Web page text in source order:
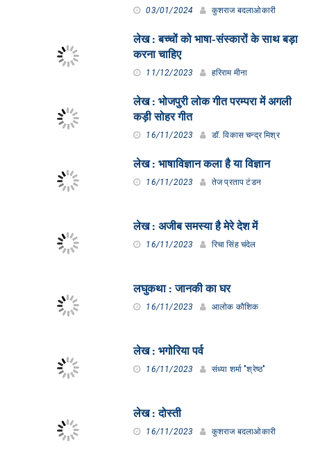
03/01/2024 कुशराज बदलाओकारी
लेख : बच्चों को भाषा-संस्कारों के साथ बड़ा
करना चाहिए
11/12/2023 हरिराम मीना
लेख : भोजपुरी लोक गीत परम्परा में अगली
कड़ी सोहर गीत
16/11/2023 डॉ. विकास चन्द्र मिश्र
लेख : भाषाविज्ञान कला है या विज्ञान
16/11/2023 तेज प्रताप टंडन
लेख : अजीब समस्या है मेरे देश में
16/11/2023 रिचा सिंह चंदेल
लघुकथा : जानकी का घर
16/11/2023 आलोक कौशिक
लेख : भगोरिया पर्व
16/11/2023 संध्या शर्मा "श्रेष्ठ"
लेख : दोस्ती
16/11/2023 कुशराज बदलाओकारी